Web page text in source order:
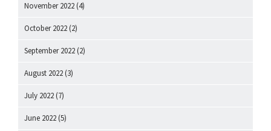
November 2022 (4)
October 2022 (2)
September 2022 (2)
August 2022 (3)
July 2022 (7)
June 2022 (5)